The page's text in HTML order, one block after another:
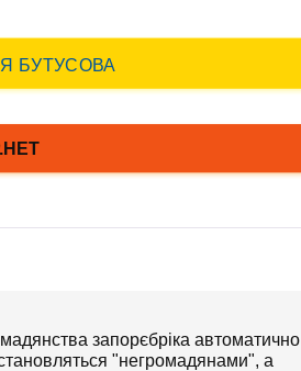
запорєбріка автоматично
"негромадянами", а